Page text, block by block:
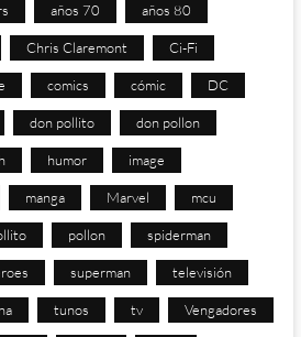
años 70 años 80
Chris Claremont Ci-Fi
comics cómic DC
don pollito don pollon
humor image
manga Marvel mcu
pollon spiderman
superman televisión
tunos tv Vengadores